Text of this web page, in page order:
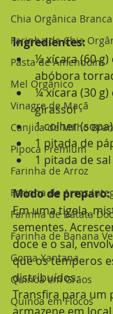
Chia Orgânica Branca
Farinha de Chia
Pasta de Amendoim
Mel Orgânico
Vinagre de Maçã
Canjica de Milho
Pipoca Premium
Farinha de Arroz
Farinha de Arroz
Farinha de Batata
Farinha de Banana
Goma Xantana
Quinoa em Grãos
Quinoa em Flocos
Ingredientes:
½ xícara (60
abóbora
¼ xícara (30
girassol
1 colher
1 pitada de
1 pitada de sal
Modo de preparo:
Em uma tigela,
sementes.
doce e o sal,
que os temperos
distribuídos.
Transfira para um